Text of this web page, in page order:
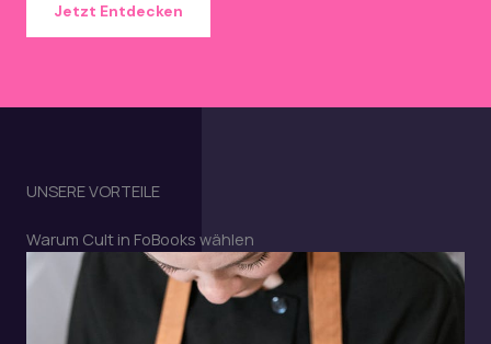
Jetzt Entdecken
UNSERE VORTEILE
Warum Cult in FoBooks wählen